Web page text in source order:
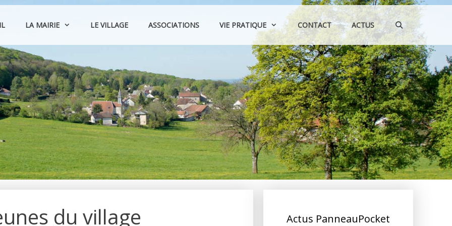
LA MAIRIE LE VILLAGE ASSOCIATIONS VIE PRATIQUE CONTACT ACTUS
du village Actus PanneauPocket